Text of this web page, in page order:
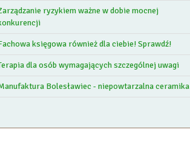
ryzykiem ważne w dobie mocnej
księgowa również dla ciebie! Sprawdź!
dla osób wymagających szczególnej uwagi
Bolesławiec - niepowtarzalna ceramika